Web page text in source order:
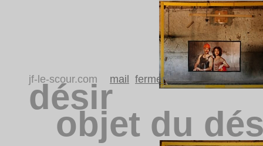
désir
objet du
jf-le-scour.com mail fermer